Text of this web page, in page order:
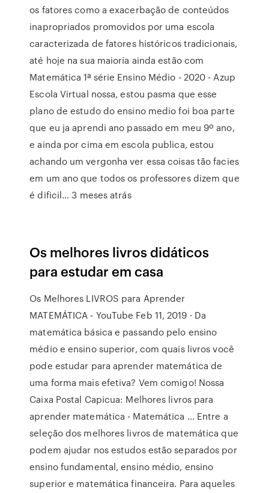
os fatores como a exacerbação de conteúdos
inapropriados promovidos por uma escola
caracterizada de fatores históricos tradicionais,
até hoje na sua maioria ainda estão com
Matemática 1ª série Ensino Médio - 2020 - Azup
Escola Virtual nossa, estou pasma que esse
plano de estudo do ensino medio foi boa parte
que eu ja aprendi ano passado em meu 9º ano,
e ainda por cima em escola publica, estou
achando um vergonha ver essa coisas tão facies
em um ano que todos os professores dizem que
é dificil… 3 meses atrás
Os melhores livros didáticos
para estudar em casa
Os Melhores LIVROS para Aprender
MATEMÁTICA - YouTube Feb 11, 2019 · Da
matemática básica e passando pelo ensino
médio e ensino superior, com quais livros você
pode estudar para aprender matemática de
uma forma mais efetiva? Vem comigo! Nossa
Caixa Postal Capicua: Melhores livros para
aprender matemática - Matemática ... Entre a
seleção dos melhores livros de matemática que
podem ajudar nos estudos estão separados por
ensino fundamental, ensino médio, ensino
superior e matemática financeira. Para aqueles